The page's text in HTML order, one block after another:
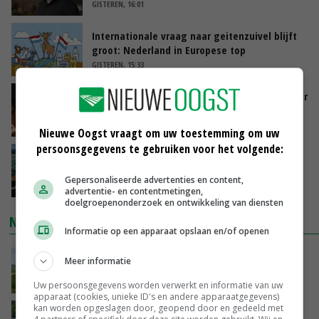
GISTEREN, 16:01
Internationale vraag naar geitenzuivel blijft
groot: Nederland in Europese top
GISTEREN, 15:33
Vlaamse varkensstapel krimpt, pluimveesector
groeit door schaalvergroting
‘Cijfer jezelf niet weg en doe vooral ook waar
GISTEREN, 13:31
NIEUWSTE VIDEO'S
GISTEREN, 10:00
Oekraïne-vlogger Kees Huizinga: ‘Bezoek van
Nieuwe Oogst vraagt om uw toestemming om uw
persoonsgegevens te gebruiken voor het volgende:
Gepersonaliseerde advertenties en content,
advertentie- en contentmetingen,
doelgroepenonderzoek en ontwikkeling van diensten
Informatie op een apparaat opslaan en/of openen
Meer informatie
Uw persoonsgegevens worden verwerkt en informatie van uw
apparaat (cookies, unieke ID's en andere apparaatgegevens)
kan worden opgeslagen door, geopend door en gedeeld met